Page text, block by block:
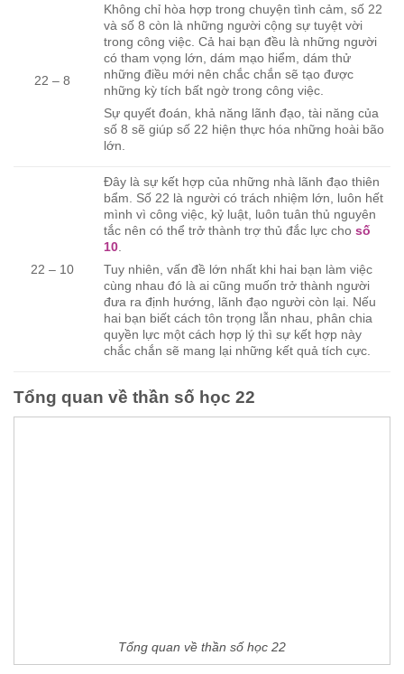
22 – 8
Không chỉ hòa hợp trong chuyện tình cảm, số 22
và số 8 còn là những người cộng sự tuyệt vời
trong công việc. Cả hai bạn đều là những người
có tham vọng lớn, dám mạo hiểm, dám thử
những điều mới nên chắc chắn sẽ tạo được
những kỳ tích bất ngờ trong công việc.
Sự quyết đoán, khả năng lãnh đạo, tài năng của
số 8 sẽ giúp số 22 hiện thực hóa những hoài bão
lớn.
22 – 10
Đây là sự kết hợp của những nhà lãnh đạo thiên
bẩm. Số 22 là người có trách nhiệm lớn, luôn hết
mình vì công việc, kỷ luật, luôn tuân thủ nguyên
tắc nên có thể trở thành trợ thủ đắc lực chosố
10
Tuy nhiên, vấn đề lớn nhất khi hai bạn làm việc
cùng nhau đó là ai cũng muốn trở thành người
đưa ra định hướng, lãnh đạo người còn lại. Nếu
hai bạn biết cách tôn trọng lẫn nhau, phân chia
quyền lực một cách hợp lý thì sự kết hợp này
chắc chắn sẽ mang lại những kết quả tích cực.
Tổng quan về thần số học 22
Tổng quan về thần số học 22